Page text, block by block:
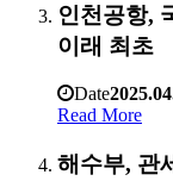
인천공항,
이래 최초
Date
Read More
해수부, 관